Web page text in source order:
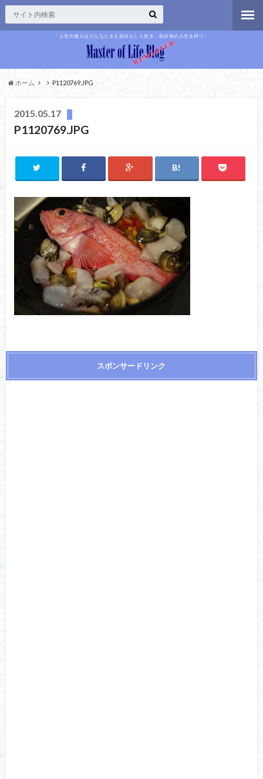
「人生の達人はどんなときも自分らしく生き、自分色の人生を持つ」
ホーム P1120769.JPG
2015.05.17
P1120769.JPG
スポンサードリンク